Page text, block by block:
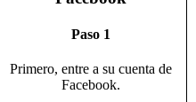
Paso 1
Primero, entre a su cuenta de
Facebook.